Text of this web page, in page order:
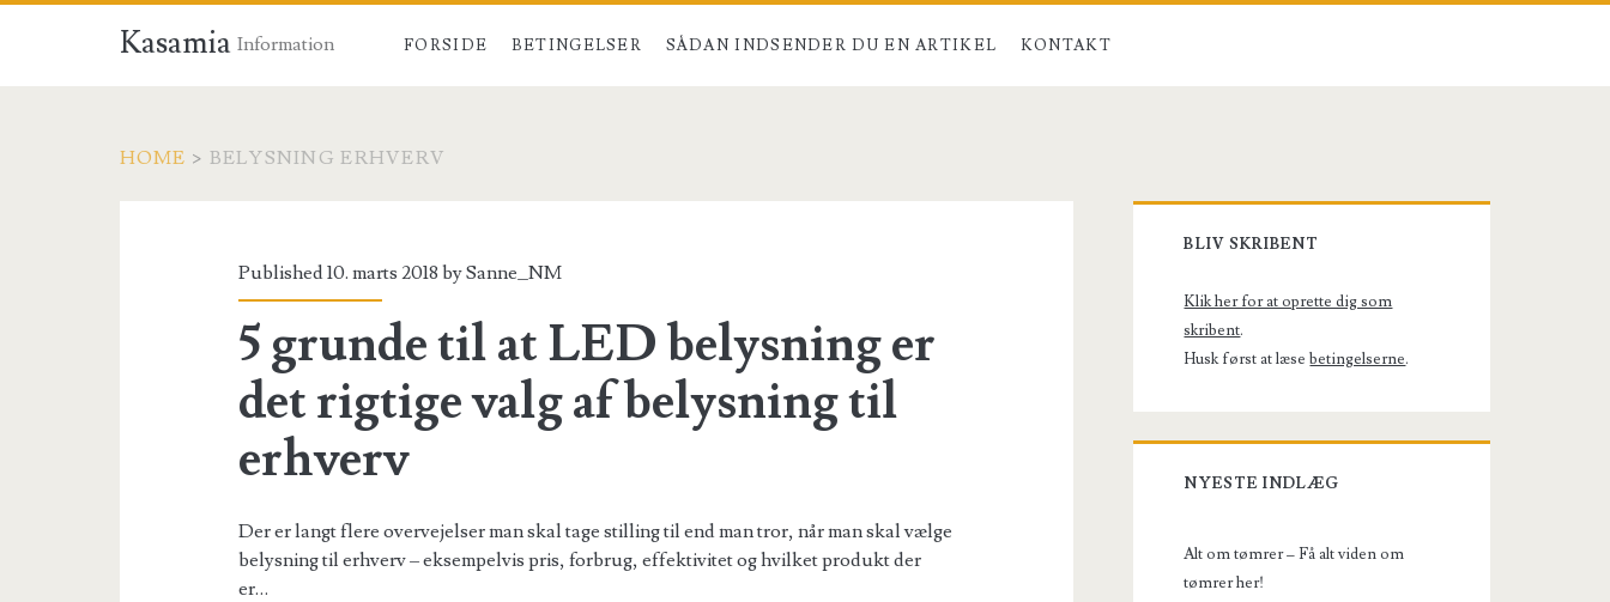
Kasamia Information FORSIDE BETINGELSER SÅDAN INDSENDER DU EN ARTIKEL KONTAKT
HOME > BELYSNING ERHVERV
<span>Belysning
erhverv</span>
Published 10. marts 2018 bySanne_NM
5 grunde til at LED belysning er
det rigtige valg af belysning til
erhverv
Der er langt flere overvejelser man skal tage stilling til end man tror, når man skal vælge
belysning til erhverv – eksempelvis pris, forbrug, effektivitet og hvilket produkt der
er…
Primary
Sidebar
BLIV SKRIBENT
Klik her for at oprette dig som
skribent.
Husk først at læsebetingelserne.
NYESTE INDLÆG
Alt om tømrer – Få alt viden om
tømrer her!